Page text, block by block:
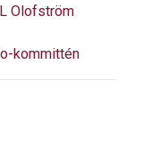
Olofström
kommittén